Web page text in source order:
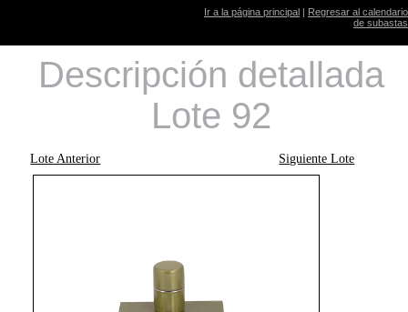
Ir a la página principal | Regresar al calendario
de subastas
Descripción detallada
Lote 92
Lote Anterior Siguiente Lote